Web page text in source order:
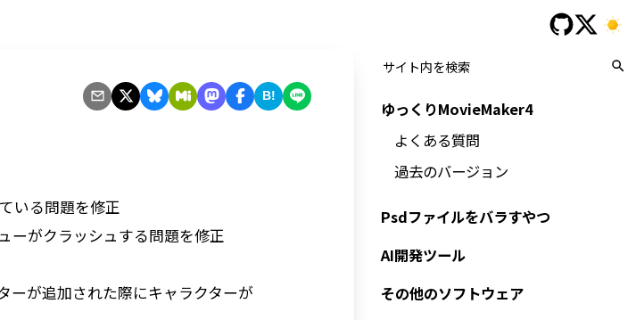
B!
いる問題を修正
ーがクラッシュする問題を修正
ーが追加された際にキャラクターが
ゆっくりMovieMaker4
よくある質問
過去のバージョン
Psdファイルをバラすやつ
AI開発ツール
その他のソフトウェア